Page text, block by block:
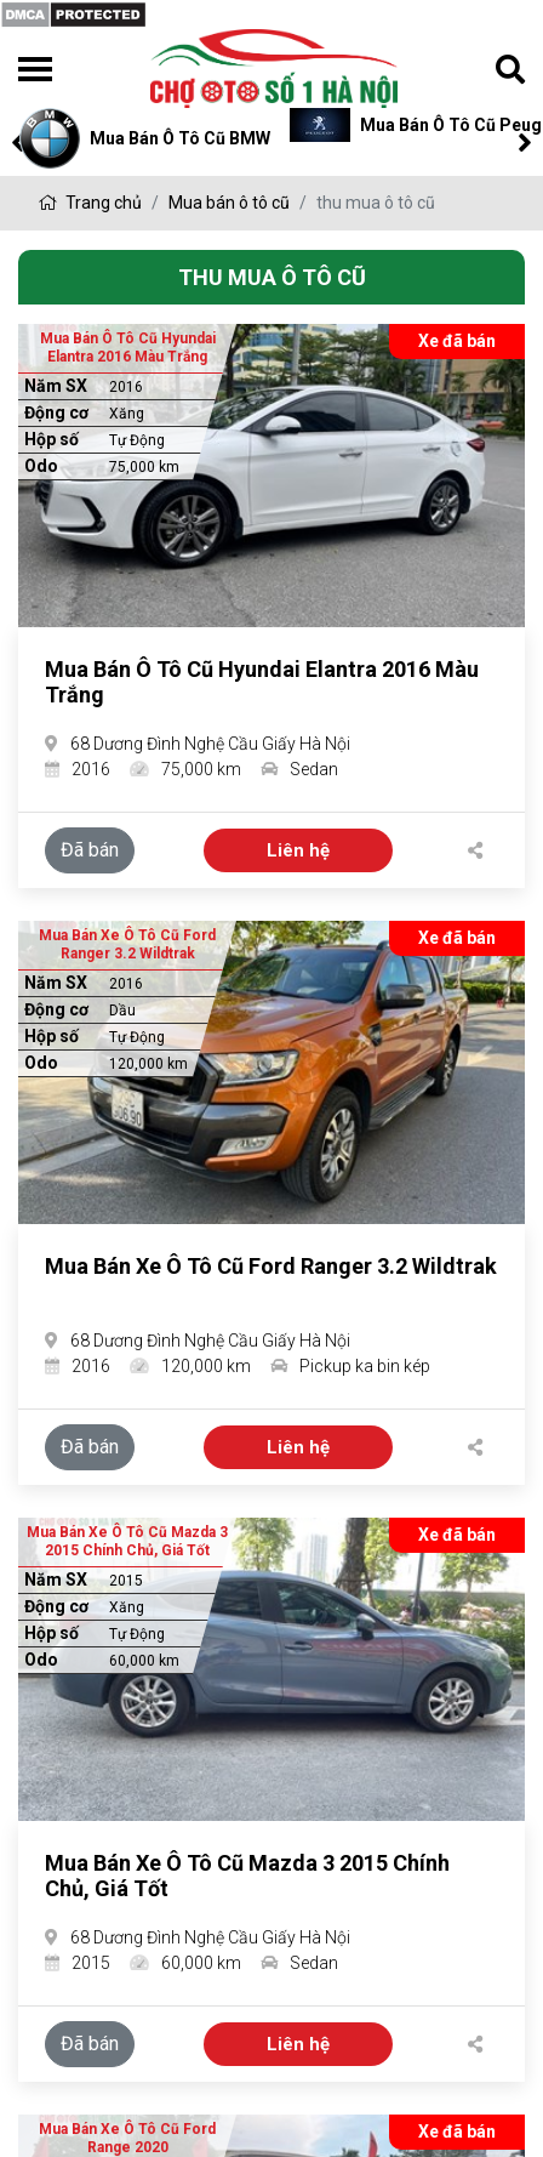
Mua Bán Ô Tô Cũ Peugeot Mua Bán Ô Tô Cũ
Trang chủ Mua bán ô tô cũ thu mua ô tô cũ
THU MUA Ô TÔ CŨ
Xe đã bán
Mua Bán Ô Tô Cũ Hyundai
Elantra 2016 Màu Trắng
Năm SX 2016
Động cơ Xăng
Hộp số Tự Động
Odo 75,000 km
Mua Bán Ô Tô Cũ Hyundai Elantra 2016 Màu
Trắng
68 Dương Đình Nghệ Cầu Giấy Hà Nội
2016
75,000 km Sedan
Đã bán Liên hệ
Xe đã bán
Mua Bán Xe Ô Tô Cũ Ford
Ranger 3.2 Wildtrak
Năm SX 2016
Động cơ Dầu
Hộp số Tự Động
Odo 120,000 km
Mua Bán Xe Ô Tô Cũ Ford Ranger 3.2 Wildtrak
68 Dương Đình Nghệ Cầu Giấy Hà Nội
2016
120,000 km Pickup ka bin kép
Đã bán Liên hệ
Xe đã bán
Mua Bán Xe Ô Tô Cũ Mazda 3
2015 Chính Chủ, Giá Tốt
Năm SX 2015
Động cơ Xăng
Hộp số Tự Động
Odo 60,000 km
Mua Bán Xe Ô Tô Cũ Mazda 3 2015 Chính
Chủ, Giá Tốt
68 Dương Đình Nghệ Cầu Giấy Hà Nội
2015
60,000 km Sedan
Đã bán Liên hệ
Xe đã bán
Mua Bán Xe Ô Tô Cũ Ford
Range 2020